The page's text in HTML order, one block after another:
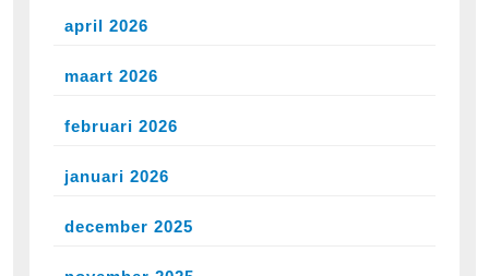
april 2026
maart 2026
februari 2026
januari 2026
december 2025